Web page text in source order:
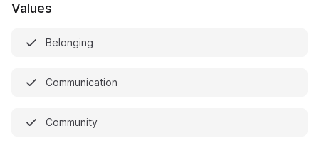
Values
Belonging
Communication
Community